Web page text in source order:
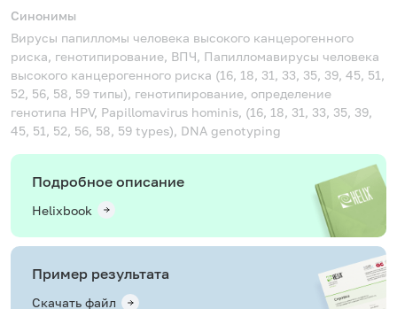
Синонимы
Вирусы папилломы человека высокого канцерогенного
риска, генотипирование, ВПЧ, Папилломавирусы человека
высокого канцерогенного риска (16, 18, 31, 33, 35, 39, 45, 51,
52, 56, 58, 59 типы), генотипирование, определение
генотипа HPV, Papillomavirus hominis, (16, 18, 31, 33, 35, 39,
45, 51, 52, 56, 58, 59 types), DNA genotyping
Подробное описание
Helixbook
Пример результата
Скачать файл